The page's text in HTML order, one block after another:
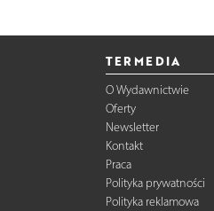
TERMEDIA
O Wydawnictwie
Oferty
Newsletter
Kontakt
Praca
Polityka prywatności
Polityka reklamowa